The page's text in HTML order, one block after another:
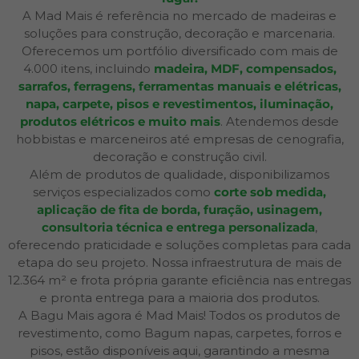
A Mad Mais é referência no mercado de madeiras e
soluções para construção, decoração e marcenaria.
Oferecemos um portfólio diversificado com mais de
4.000 itens, incluindo madeira, MDF, compensados,
sarrafos, ferragens, ferramentas manuais e elétricas,
napa, carpete, pisos e revestimentos, iluminação,
produtos elétricos e muito mais. Atendemos desde
hobbistas e marceneiros até empresas de cenografia,
decoração e construção civil.
Além de produtos de qualidade, disponibilizamos
serviços especializados como corte sob medida,
aplicação de fita de borda, furação, usinagem,
consultoria técnica e entrega personalizada,
oferecendo praticidade e soluções completas para cada
etapa do seu projeto. Nossa infraestrutura de mais de
12.364 m² e frota própria garante eficiência nas entregas
e pronta entrega para a maioria dos produtos.
A Bagu Mais agora é Mad Mais! Todos os produtos de
revestimento, como Bagum napas, carpetes, forros e
pisos, estão disponíveis aqui, garantindo a mesma